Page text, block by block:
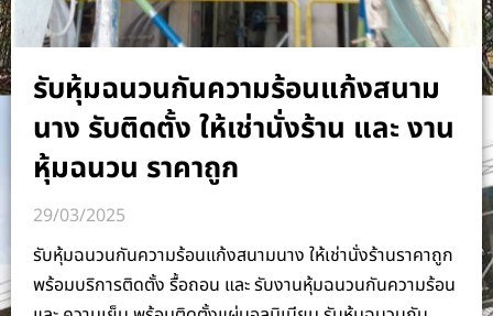
รับหุ้มฉนวนกันความร้อนแก้งสนาม
นาง รับติดตั้ง ให้เช่านั่งร้าน และ งาน
หุ้มฉนวน ราคาถูก
29/03/2025
รับหุ้มฉนวนกันความร้อนแก้งสนามนาง ให้เช่านั่งร้านราคาถูก
พร้อมบริการติดตั้ง รื้อถอน และ รับงานหุ้มฉนวนกันความร้อน